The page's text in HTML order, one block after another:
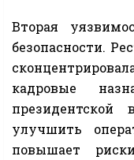
Вторая
безопасности.
кадровые
улучшить
повышает